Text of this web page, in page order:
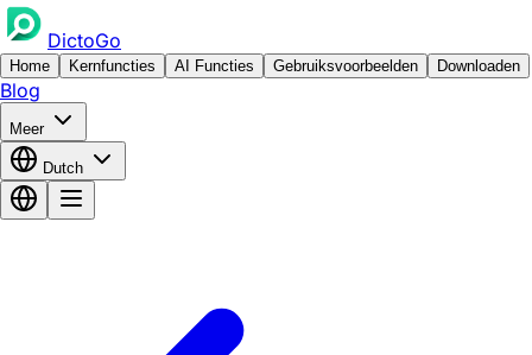
DictoGo
Home Kernfuncties AI Functies Gebruiksvoorbeelden Downloaden
Blog
Meer
Dutch